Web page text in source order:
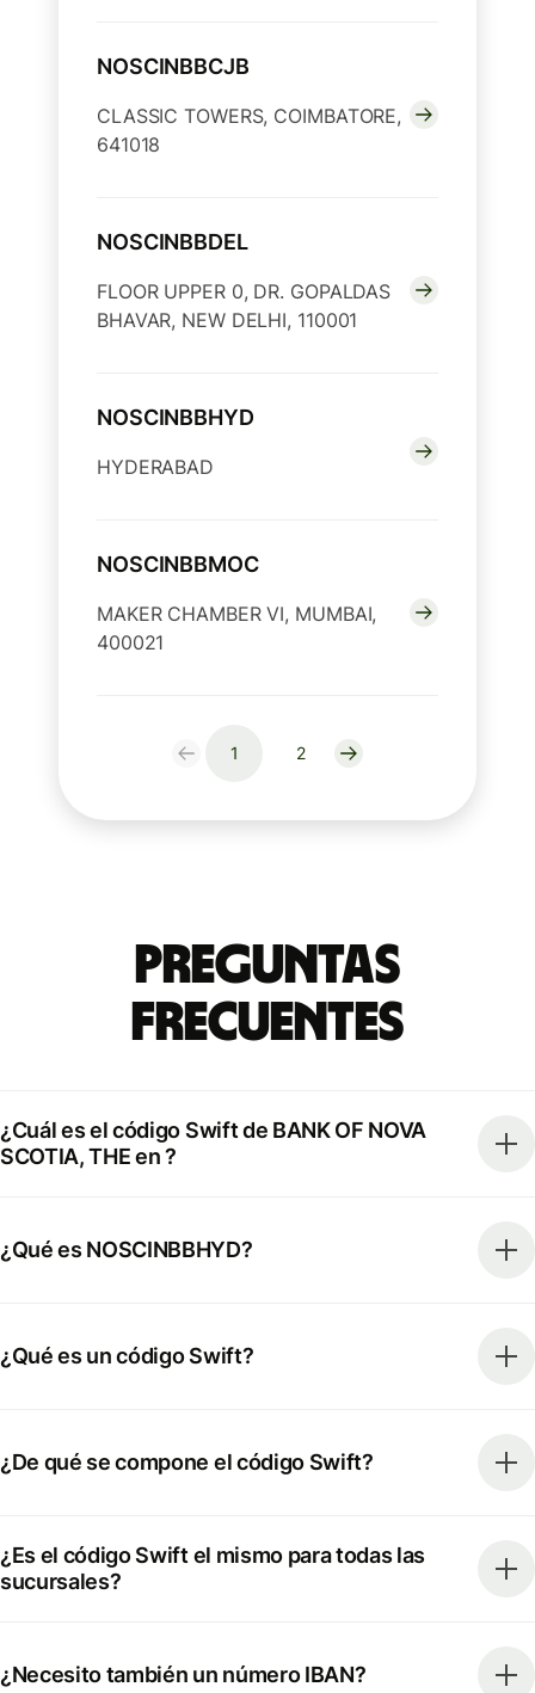
NOSCINBBCJB
CLASSIC TOWERS, COIMBATORE,
641018
NOSCINBBDEL
FLOOR UPPER 0, DR. GOPALDAS
BHAVAR, NEW DELHI, 110001
NOSCINBBHYD
HYDERABAD
NOSCINBBMOC
MAKER CHAMBER VI, MUMBAI,
400021
1 2
Preguntas
Frecuentes
¿Cuál es el código Swift de BANK OF NOVA
SCOTIA, THE en ?
¿Qué es NOSCINBBHYD?
¿Qué es un código Swift?
¿De qué se compone el código Swift?
¿Es el código Swift el mismo para todas las
sucursales?
¿Necesito también un número IBAN?